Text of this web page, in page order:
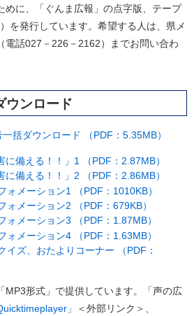
に、「ぐんま広報」の点字版、テープ
を発行しています。希望する人は、県メ
電話027－226－2162）までお問い合わ
ウンロード
括ダウンロード （PDF：5.35MB）
に備える！！」1 （PDF：2.87MB）
に備える！！」2 （PDF：2.86MB）
ォメーション1 （PDF：1010KB）
ォメーション2 （PDF：679KB）
ォメーション3 （PDF：1.87MB）
ォメーション4 （PDF：1.63MB）
イズ、おたよりコーナー （PDF：
MP3形式」で提供しています。「声の広
」 ＜外部リンク＞ 、